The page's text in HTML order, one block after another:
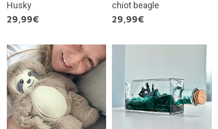
Husky
29,99€
chiot beagle
29,99€